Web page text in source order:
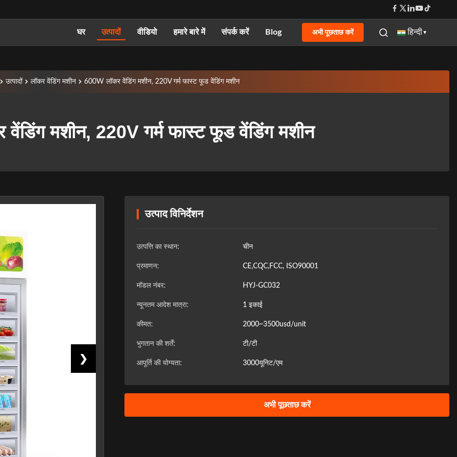
घर उत्पादों वीडियो हमारे बारे में संपर्क करें Blog अभी पूछताछ करें हिन्दी ▼
उत्पादों लॉकर वेंडिंग मशीन 600W लॉकर वेंडिंग मशीन, 220V गर्म फास्ट फूड वेंडिंग मशीन
मशीन, 220V गर्म फास्ट फूड वेंडिंग मशीन
❯
उत्पाद विनिर्देशन
उत्पत्ति का स्थान: चीन
प्रमाणन: CE,CQC,FCC, ISO90001
मॉडल नंबर: HYJ-GC032
न्यूनतम आदेश मात्रा: 1 इकाई
कीमत: 2000~3500usd/unit
भुगतान की शर्तें: टी/टी
आपूर्ति की योग्यता: 3000यूनिट/एम
अभी पूछताछ करें